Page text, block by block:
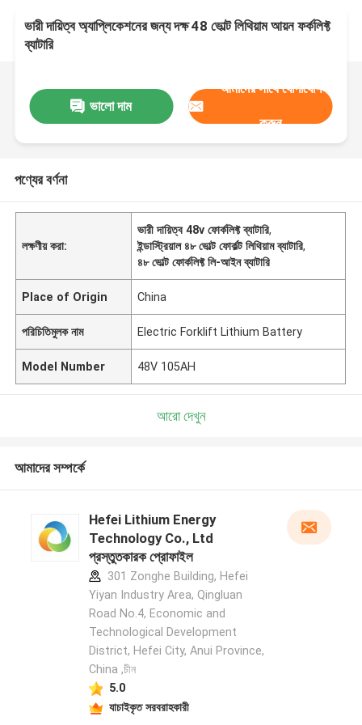
ভারী দায়িত্ব অ্যাপ্লিকেশনের জন্য দক্ষ 48 ভোল্ট লিথিয়াম আয়ন ফর্কলিফ্ট
ব্যাটারি
ভালো দাম
আমাদের সাথে যোগাযোগ
করুন
পণ্যের বর্ণনা
লক্ষণীয় করা:
ভারী দায়িত্ব 48v ফোর্কলিফ্ট ব্যাটারি,
ইন্ডাস্ট্রিয়াল ৪৮ ভোল্ট ফোর্কল্ট লিথিয়াম ব্যাটারি,
৪৮ ভোল্ট ফোর্কলিফ্ট লি-আইন ব্যাটারি
Place of Origin China
পরিচিতিমুলক নাম Electric Forklift Lithium Battery
Model Number 48V 105AH
আরো দেখুন
আমাদের সম্পর্কে
Hefei Lithium Energy
Technology Co., Ltd
প্রস্তুতকারক প্রোফাইল
301 Zonghe Building, Hefei
Yiyan Industry Area, Qingluan
Road No.4, Economic and
Technological Development
District, Hefei City, Anui Province,
China ,চীন
5.0
যাচাইকৃত সরবরাহকারী